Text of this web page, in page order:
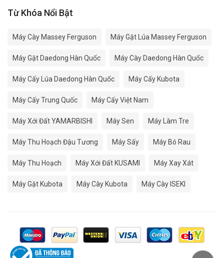
Từ Khóa Nổi Bật
Máy Cày Massey Ferguson Máy Gặt Lúa Massey Ferguson
Máy Gặt Daedong Hàn Quốc Máy Cày Daedong Hàn Quốc
Máy Cấy Lúa Daedong Hàn Quốc Máy Cấy Kubota
Máy Cấy Trung Quốc Máy Cấy Việt Nam
Máy Xới Đất YAMARBISHI Máy Sen Máy Làm Tre
Máy Thu Hoạch Đậu Tương Máy Sấy Máy Bó Rau
Máy Thu Hoạch Máy Xới Đất KUSAMI Máy Xay Xát
Máy Gặt Kubota Máy Cày Kubota Máy Cày ISEKI